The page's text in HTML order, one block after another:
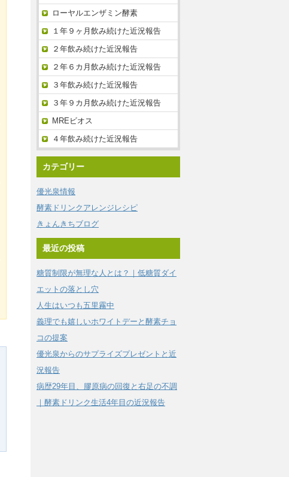
ローヤルエンザミン酵素
１年９ヶ月飲み続けた近況報告
２年飲み続けた近況報告
２年６カ月飲み続けた近況報告
３年飲み続けた近況報告
３年９カ月飲み続けた近況報告
MREビオス
４年飲み続けた近況報告
カテゴリー
優光泉情報
酵素ドリンクアレンジレシピ
きょんきちブログ
最近の投稿
糖質制限が無理な人とは？｜低糖質ダイ
エットの落とし穴
人生はいつも五里霧中
義理でも嬉しいホワイトデーと酵素チョ
コの提案
優光泉からのサプライズプレゼントと近
況報告
病歴29年目、膠原病の回復と右足の不調
｜酵素ドリンク生活4年目の近況報告